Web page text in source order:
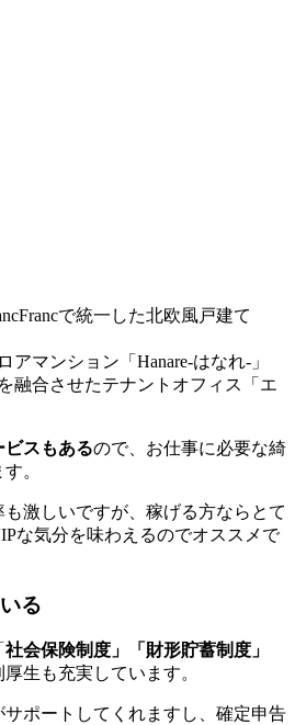
で統一した北欧風戸建て
アマンション「Hanare-はなれ-」
融合させたテナントオフィス「エ
ビスもあるので、お仕事に必要な綺
。
激しいですが、稼げる方ならとて
な気分を味わえるのでオススメで
る
社会保険制度」「財形貯蓄制度」
厚生も充実しています。
ポートしてくれますし、確定申告